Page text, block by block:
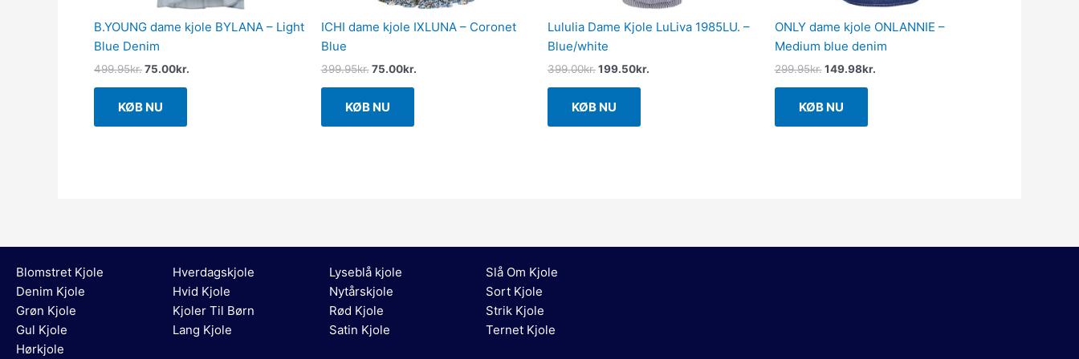
B.YOUNG dame kjole BYLANA – Light
Blue Denim
499.95kr.75.00kr.
KØB NU
ICHI dame kjole IXLUNA – Coronet
Blue
399.95kr. 75.00kr.
KØB NU
Lululia Dame Kjole LuLiva 1985LU. –
Blue/white
399.00kr.199.50kr.
KØB NU
ONLY dame kjole ONLANNIE –
Medium blue denim
299.95kr. 149.98kr.
KØB NU
Blomstret Kjole
Denim Kjole
Grøn Kjole
Gul Kjole
Hørkjole
Hverdagskjole
Hvid Kjole
Kjoler Til Børn
Lang Kjole
Lyseblå kjole
Nytårskjole
Rød Kjole
Satin Kjole
Slå Om Kjole
Sort Kjole
Strik Kjole
Ternet Kjole